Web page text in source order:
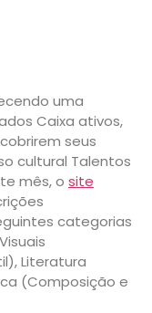
uma
Caixa ativos,
seus
cultural Talentos
mês, o site
categorias
Literatura
(Composição e